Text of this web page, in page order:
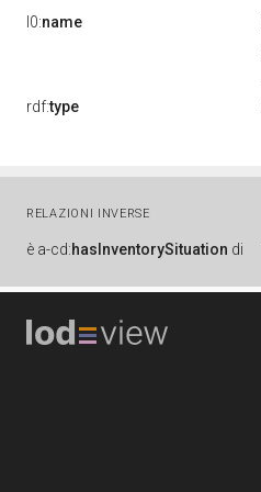
l0:name
rdf:type
RELAZIONI INVERSE
è a-cd:hasInventorySituation di